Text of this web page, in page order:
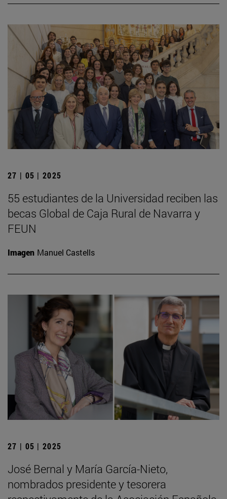
27 | 05 | 2025
55 estudiantes de la Universidad reciben las
becas Global de Caja Rural de Navarra y
FEUN
Imagen Manuel Castells
27 | 05 | 2025
José Bernal y María García-Nieto,
nombrados presidente y tesorera